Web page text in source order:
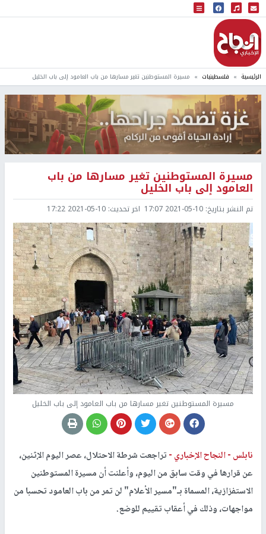
البث المباشر
إذاعة النجاح
الرئيسية فلسطينيات مسيرة المستوطنين تغير مسارها من باب العامود إلى باب الخليل
مسيرة المستوطنين تغير مسارها من باب
العامود إلى باب الخليل
تم النشر بتاريخ: 2021-05-10 17:07 اخر تحديث: 2021-05-10 17:22
مسيرة المستوطنين تغير مسارها من باب العامود إلى باب الخليل
نابلس -النجاح الإخباري -تراجعت شرطة الاحتلال، عصر اليوم الإثنين،
عن قرارها في وقت سابق من اليوم، وأعلنت أن مسيرة المستوطنين
الاستفزازية، المسماة بـ"مسير الأعلام" لن تمر من باب العامود تحسبا من
مواجهات، وذلك في أعقاب تقييم للوضع.